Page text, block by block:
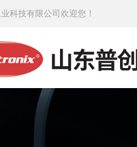
科技有限公司欢迎您！